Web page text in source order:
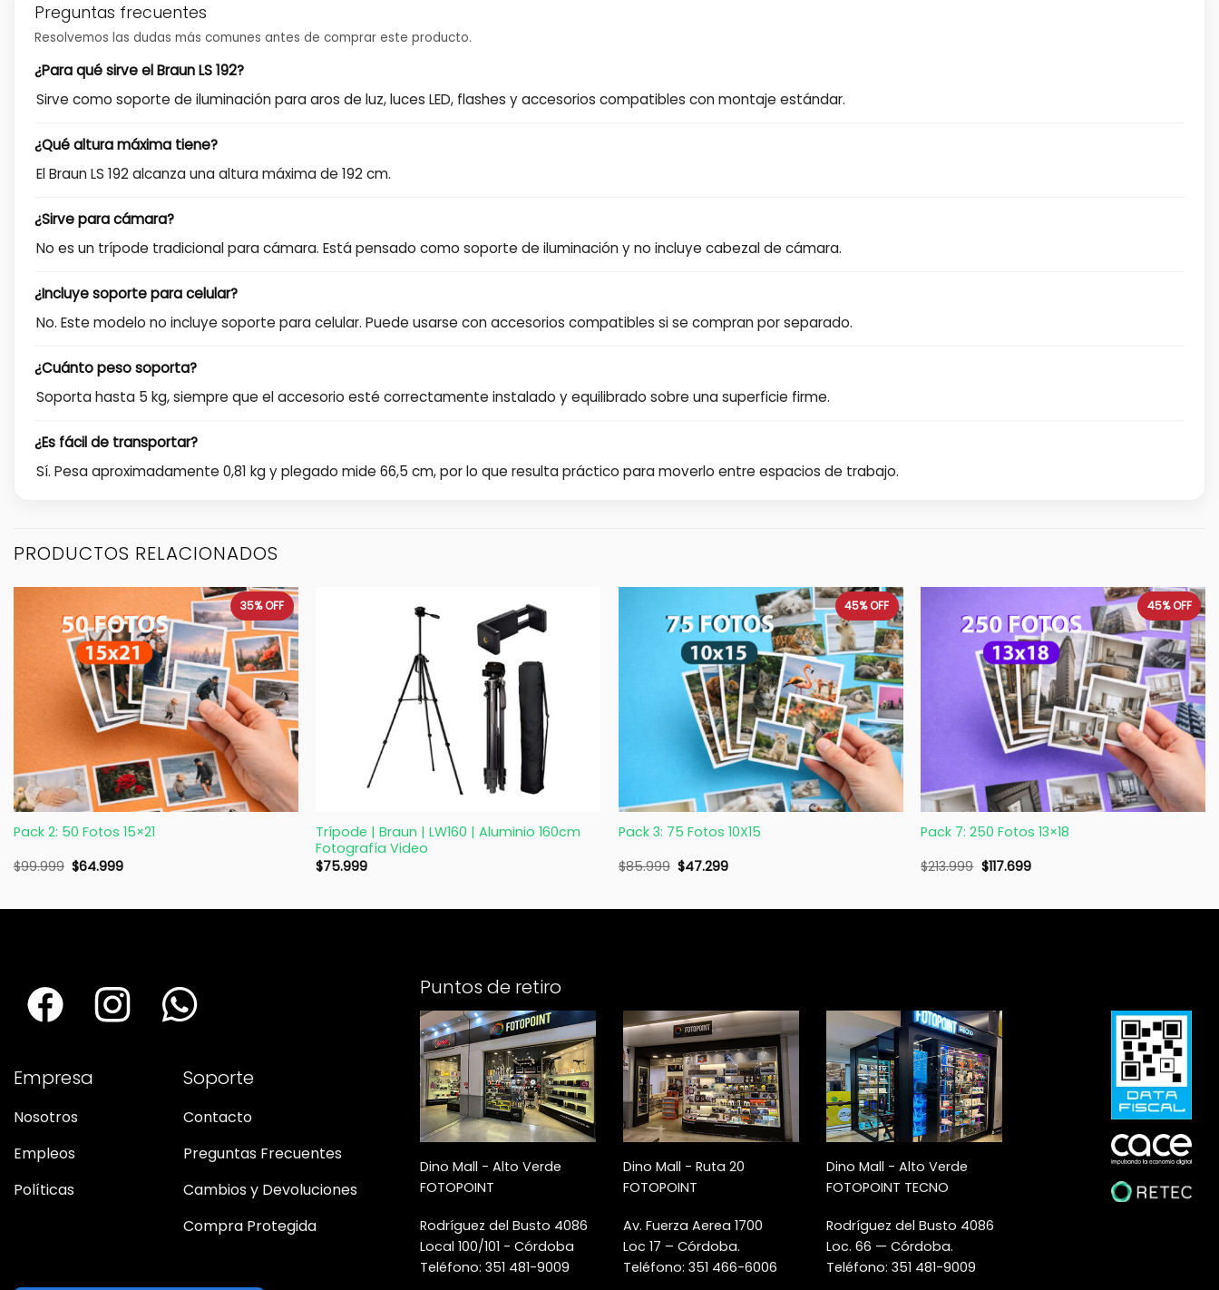
Preguntas frecuentes
Resolvemos las dudas más comunes antes de comprar este producto.
¿Para qué sirve el Braun LS 192?
Sirve como soporte de iluminación para aros de luz, luces LED, flashes y accesorios compatibles con montaje estándar.
¿Qué altura máxima tiene?
El Braun LS 192 alcanza una altura máxima de 192 cm.
¿Sirve para cámara?
No es un trípode tradicional para cámara. Está pensado como soporte de iluminación y no incluye cabezal de cámara.
¿Incluye soporte para celular?
No. Este modelo no incluye soporte para celular. Puede usarse con accesorios compatibles si se compran por separado.
¿Cuánto peso soporta?
Soporta hasta 5 kg, siempre que el accesorio esté correctamente instalado y equilibrado sobre una superficie firme.
¿Es fácil de transportar?
Sí. Pesa aproximadamente 0,81 kg y plegado mide 66,5 cm, por lo que resulta práctico para moverlo entre espacios de trabajo.
PRODUCTOS RELACIONADOS
35%OFF
+
Pack 2: 50 Fotos 15×21
$99.999 $64.999
Trípode | Braun | LW160 | Aluminio 160cm
Fotografía Video
$75.999
45%OFF
Pack 3: 75 Fotos 10X15
$85.999 $47.299
45%OFF
+
Pack 7: 250 Fotos 13×18
$213.999 $117.699
Empresa
Nosotros
Empleos
Políticas
Soporte
Contacto
Preguntas Frecuentes
Cambios y Devoluciones
Compra Protegida
Puntos de retiro
Dino Mall - Alto Verde
FOTOPOINT
Rodríguez del Busto 4086
Local 100/101 - Córdoba
Teléfono: 351 481-9009
Dino Mall - Ruta 20
FOTOPOINT
Av. Fuerza Aerea 1700
Loc 17 – Córdoba.
Teléfono: 351 466-6006
Dino Mall - Alto Verde
FOTOPOINT TECNO
Rodríguez del Busto 4086
Loc. 66 — Córdoba.
Teléfono: 351 481-9009